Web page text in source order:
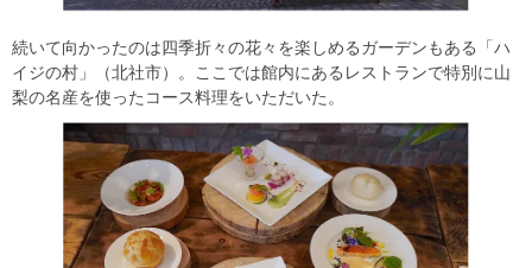
続いて向かったのは四季折々の花々を楽しめるガーデンもある「ハ
イジの村」（北社市）。ここでは館内にあるレストランで特別に山
梨の名産を使ったコース料理をいただいた。